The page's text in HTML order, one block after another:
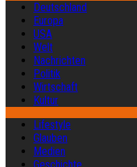
Deutschland
Europa
USA
Welt
Nachrichten
Politik
Wirtschaft
Kultur
Lifestyle
Glauben
Medien